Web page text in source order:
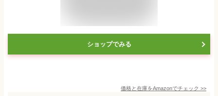
ショップでみる
価格と在庫をAmazonでチェック >>